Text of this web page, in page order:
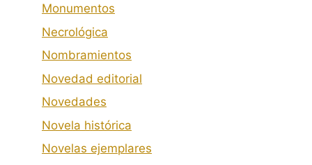
Monumentos
Necrológica
Nombramientos
Novedad editorial
Novedades
Novela histórica
Novelas ejemplares